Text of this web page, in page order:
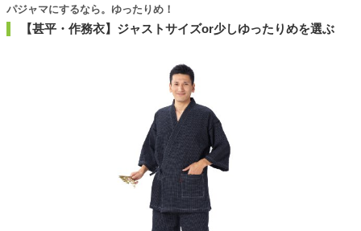
【甚平・作務衣】ジャストサイズor少しゆったりめを選ぶ
パジャマにするなら。ゆったりめ！